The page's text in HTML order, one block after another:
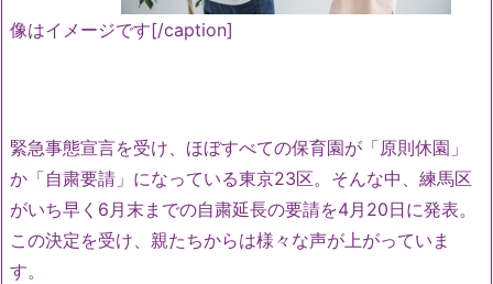
像はイメージです[/caption]
緊急事態宣言を受け、ほぼすべての保育園が「原則休園」
か「自粛要請」になっている東京23区。そんな中、練馬区
がいち早く6月末までの自粛延長の要請を4月20日に発表。
この決定を受け、親たちからは様々な声が上がっていま
す。